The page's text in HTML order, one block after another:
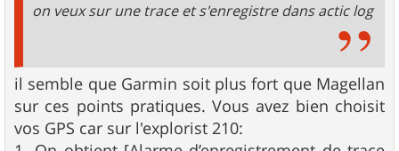
on veux sur une trace et s'enregistre dans actic log
il semble que Garmin soit plus fort que Magellan
sur ces points pratiques. Vous avez bien choisit
vos GPS car sur l'explorist 210: